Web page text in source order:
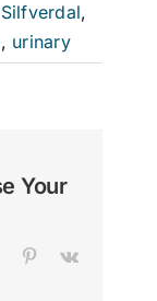
Silfverdal,
, urinary
Your
Tumblr Pinterest
Vk